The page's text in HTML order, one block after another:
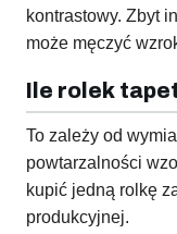
kontrastowy. Zbyt
może męczyć
Ile rolek
To zależy od
powtarzalności
kupić jedną rolkę
produkcyjnej.